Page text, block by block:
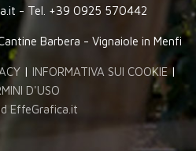
- Tel. +39 0925 570442
Barbera - Vignaiole in Menfi
| INFORMATIVA SUI COOKIE|
D'USO
EffeGrafica.it